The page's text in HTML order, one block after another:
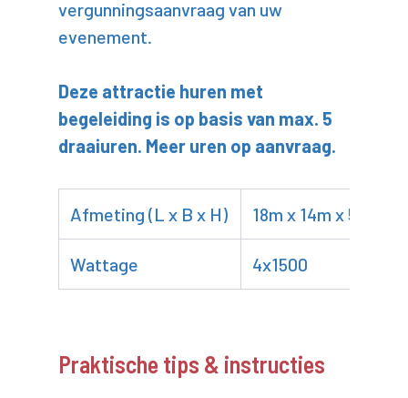
vergunningsaanvraag van uw
evenement.
Deze attractie huren met
begeleiding is op basis van max. 5
draaiuren. Meer uren op aanvraag.
Afmeting (L x B x H) 18m x 14m x 5m
Wattage 4x1500
Praktische tips & instructies